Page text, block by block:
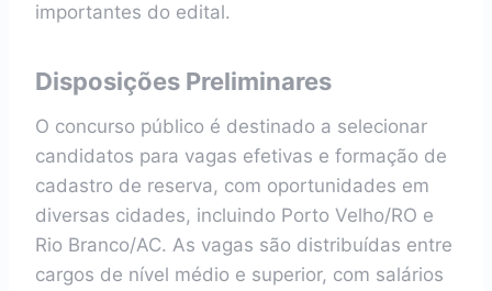
importantes do edital.
Disposições Preliminares
O concurso público é destinado a selecionar
candidatos para vagas efetivas e formação de
cadastro de reserva, com oportunidades em
diversas cidades, incluindo Porto Velho/RO e
Rio Branco/AC. As vagas são distribuídas entre
cargos de nível médio e superior, com salários